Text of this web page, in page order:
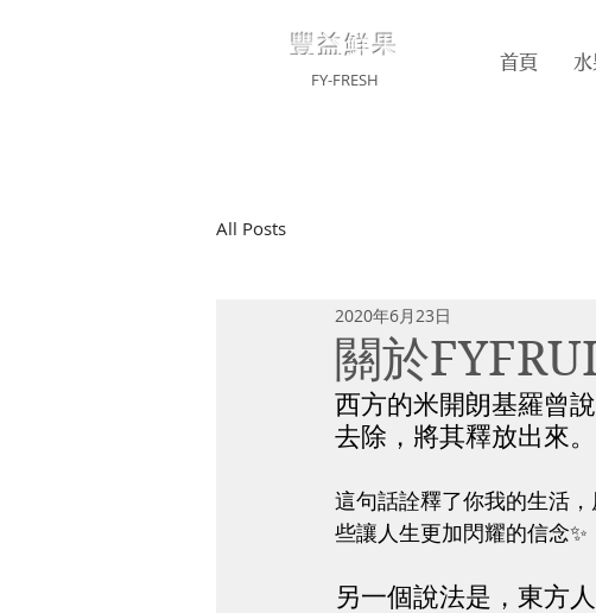
豐益鮮果
FY-FRESH
首頁
All Posts
關於
2020年6月23日
西方的米開朗基羅曾
去除，將其釋放出來。
這句話詮釋了你我的生活
些讓人生更加閃耀的信念✨
另一個說法是，東方